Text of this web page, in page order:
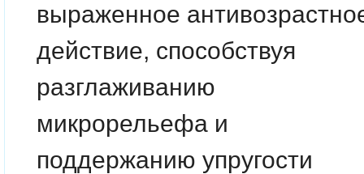
выраженное
действие, способствуя
разглаживанию
микрорельефа и
поддержанию упругости